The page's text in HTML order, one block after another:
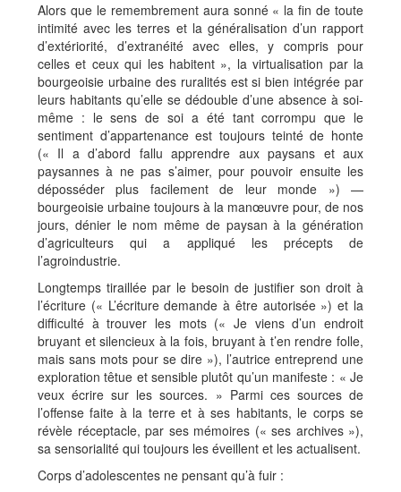
Alors que le remembrement aura sonné « la fin de toute
intimité avec les terres et la généralisation d’un rapport
d’extériorité, d’extranéité avec elles, y compris pour
celles et ceux qui les habitent », la virtualisation par la
bourgeoisie urbaine des ruralités est si bien intégrée par
leurs habitants qu’elle se dédouble d’une absence à soi-
même : le sens de soi a été tant corrompu que le
sentiment d’appartenance est toujours teinté de honte
(« Il a d’abord fallu apprendre aux paysans et aux
paysannes à ne pas s’aimer, pour pouvoir ensuite les
déposséder plus facilement de leur monde ») —
bourgeoisie urbaine toujours à la manœuvre pour, de nos
jours, dénier le nom même de paysan à la génération
d’agriculteurs qui a appliqué les précepts de
l’agroindustrie.
Longtemps tiraillée par le besoin de justifier son droit à
l’écriture (« L’écriture demande à être autorisée ») et la
difficulté à trouver les mots (« Je viens d’un endroit
bruyant et silencieux à la fois, bruyant à t’en rendre folle,
mais sans mots pour se dire »), l’autrice entreprend une
exploration têtue et sensible plutôt qu’un manifeste : « Je
veux écrire sur les sources. » Parmi ces sources de
l’offense faite à la terre et à ses habitants, le corps se
révèle réceptacle, par ses mémoires (« ses archives »),
sa sensorialité qui toujours les éveillent et les actualisent.
Corps d’adolescentes ne pensant qu’à fuir :